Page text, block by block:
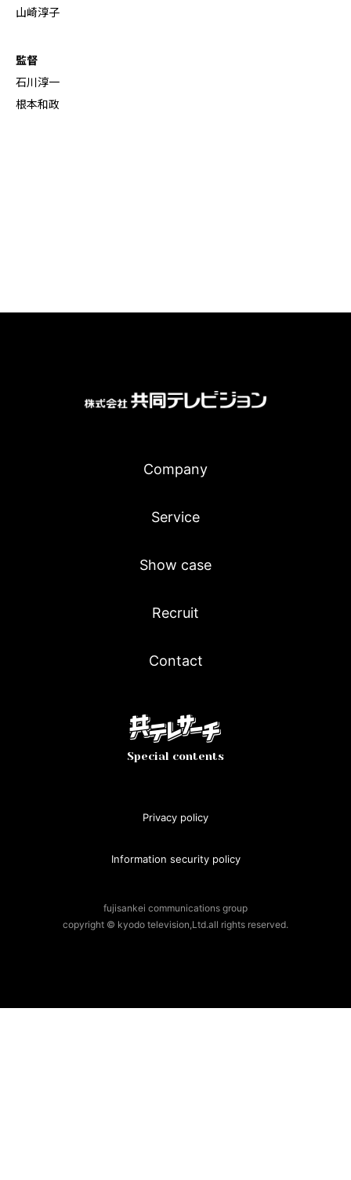
山崎淳子
監督
石川淳一
根本和政
Company
Service
Show case
Recruit
Contact
Special contents
Privacy policy
Information security policy
fujisankei communications group
copyright © kyodo television,Ltd.all rights reserved.